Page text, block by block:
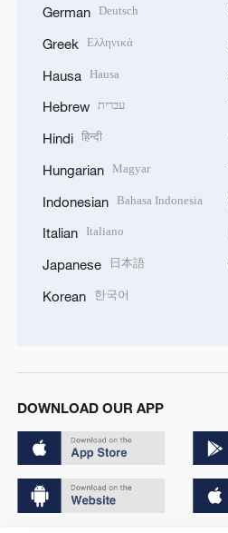
German Deutsch
Greek Ελληνικά
Hausa Hausa
Hebrew עברית
Hindi हिन्दी
Hungarian Magyar
Indonesian Bahasa Indonesia
Italian Italiano
Japanese 日本語
Korean 한국어
DOWNLOAD OUR APP